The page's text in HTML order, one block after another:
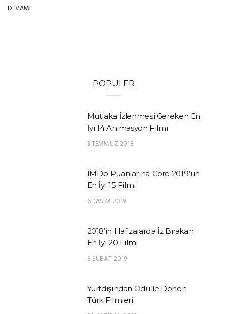
DEVAMI
POPÜLER
Mutlaka İzlenmesi Gereken En
İyi 14 Animasyon Filmi
3 TEMMUZ 2018
IMDb Puanlarına Göre 2019’un
En İyi 15 Filmi
6 KASIM 2019
2018’in Hafızalarda İz Bırakan
En İyi 20 Filmi
8 ŞUBAT 2019
Yurtdışından Ödülle Dönen
Türk Filmleri